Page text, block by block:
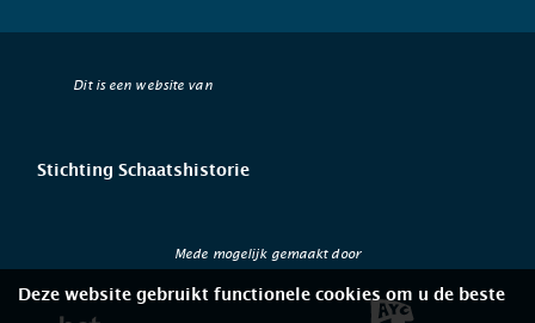
Dit is een website van
Stichting Schaatshistorie
Mede mogelijk gemaakt door
Deze website gebruikt functionele cookies om u de beste